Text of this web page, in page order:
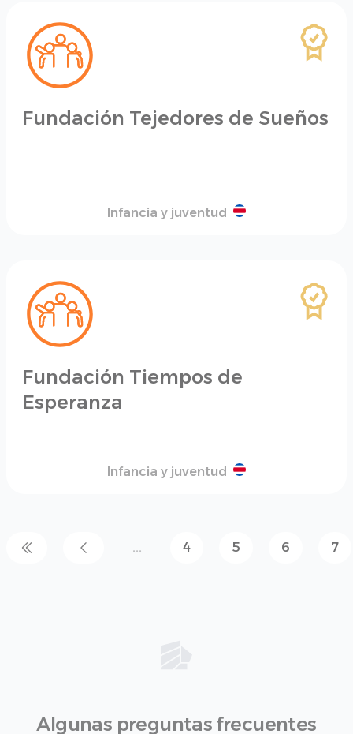
Fundación Tejedores de Sueños
Infancia y juventud
Fundación Tiempos de
Esperanza
Infancia y juventud
... 4 5 6 7
Algunas preguntas frecuentes